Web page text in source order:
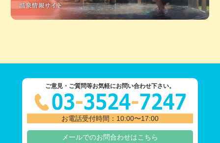
ご意見・ご質問等お気軽にお問い合わせ下さい。
お電話受付時間：10:00〜17:00
メールでのお問合わせはこちら